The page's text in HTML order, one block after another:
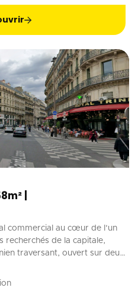
|
commercial au cœur de l'un
recherchés de la capitale,
traversant, ouvert sur deux
458 m², répartis entre un
ce bien offre
une vitrine offrant une